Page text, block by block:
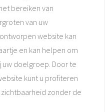
bereiken van
van uw
website kan
en kan helpen om
doelgroep. Door te
kunt u profiteren
zonder de